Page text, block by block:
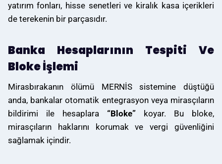
yatırım fonları, hisse senetleri ve kiralık kasa içerikleri
de terekenin bir parçasıdır.
Banka Hesaplarının Tespiti Ve
Bloke İşlemi
Mirasbırakanın ölümü MERNİS sistemine düştüğü
anda, bankalar otomatik entegrasyon veya mirasçıların
bildirimi ile hesaplara “Bloke” koyar. Bu bloke,
mirasçıların haklarını korumak ve vergi güvenliğini
sağlamak içindir.